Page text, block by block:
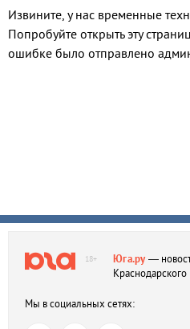
Извините, у нас временные
Попробуйте открыть эту
ошибке было отправлено
18+ Юга.ру—
Мы в социальных сетях: